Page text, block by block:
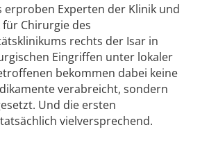
erproben Experten der Klinik und
für Chirurgie des
rechts der Isar in
Eingriffen unter lokaler
bekommen dabei keine
verabreicht, sondern
Und die ersten
vielversprechend.